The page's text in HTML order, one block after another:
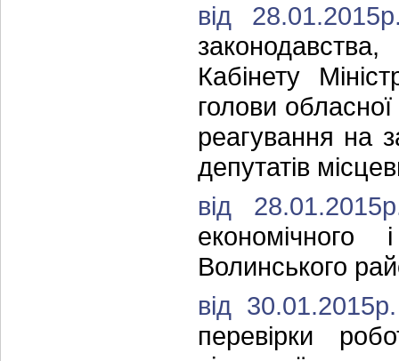
від
Кабінету
голови
реагування на
депутатів
від
економічного
Волинського
від
перевірки